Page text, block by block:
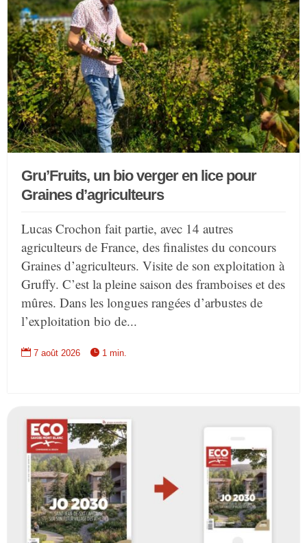
Gru’Fruits, un bio verger en lice pour
Graines d’agriculteurs
Lucas Crochon fait partie, avec 14 autres
agriculteurs de France, des finalistes du concours
Graines d’agriculteurs. Visite de son exploitation à
Gruffy. C’est la pleine saison des framboises et des
mûres. Dans les longues rangées d’arbustes de
l’exploitation bio de...
 7 août 2026  1 min.